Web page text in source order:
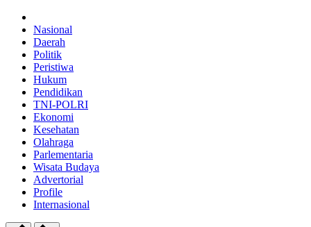
Nasional
Daerah
Politik
Peristiwa
Hukum
Pendidikan
TNI-POLRI
Ekonomi
Kesehatan
Olahraga
Parlementaria
Wisata Budaya
Advertorial
Profile
Internasional